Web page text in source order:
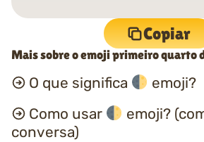
Copiar
Mais sobre o emoji primeiro quarto
O que significa
emoji?
Como usar
emoji?
conversa)